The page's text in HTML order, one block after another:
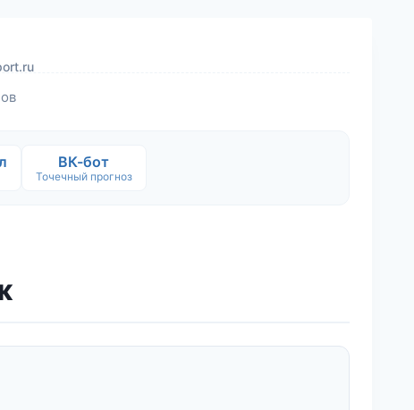
ВК-бот
Точечный прогноз